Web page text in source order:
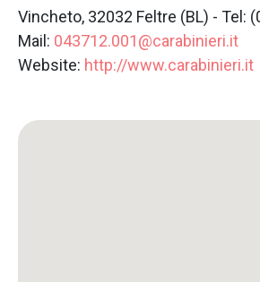
Vincheto, 32032 Feltre (BL) - Tel:
Mail: 043712.001@carabinieri.it
Website: http://www.carabinieri.it